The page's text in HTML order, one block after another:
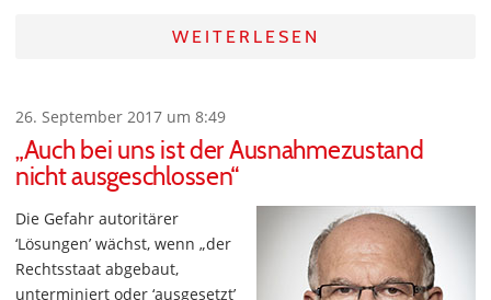
WEITERLESEN
26. September 2017 um 8:49
„Auch bei uns ist der Ausnahmezustand
nicht ausgeschlossen“
Die Gefahr autoritärer
‘Lösungen’ wächst, wenn „der
Rechtsstaat abgebaut,
unterminiert oder ‘ausgesetzt’